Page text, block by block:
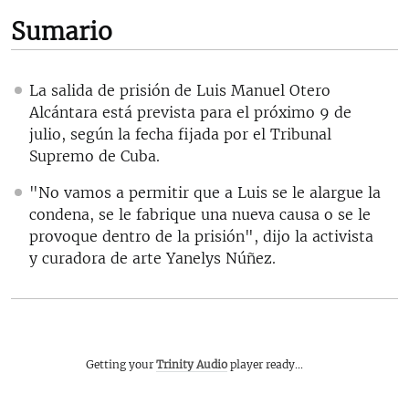
LOS SANTOS DE HIALEAH
DESINFORMACIÓN RUSA EN AMÉRICA LATINA
LA INVASIÓN DE RUSIA A UCRANIA
Sumario
La salida de prisión de Luis Manuel Otero
Alcántara está prevista para el próximo 9 de
julio, según la fecha fijada por el Tribunal
Supremo de Cuba.
"No vamos a permitir que a Luis se le alargue la
condena, se le fabrique una nueva causa o se le
provoque dentro de la prisión", dijo la activista
y curadora de arte Yanelys Núñez.
Getting yourTrinity Audio player ready...